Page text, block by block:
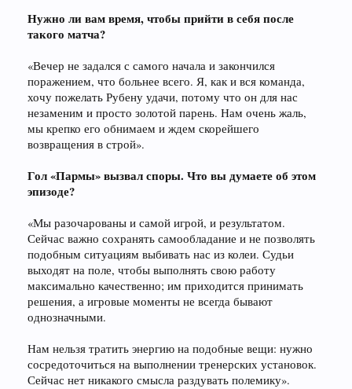
Нужно ли вам время, чтобы прийти в себя после
такого матча?
«Вечер не задался с самого начала и закончился
поражением, что больнее всего. Я, как и вся команда,
хочу пожелать Рубену удачи, потому что он для нас
незаменим и просто золотой парень. Нам очень жаль,
мы крепко его обнимаем и ждем скорейшего
возвращения в строй».
Гол «Пармы» вызвал споры. Что вы думаете об этом
эпизоде?
«Мы разочарованы и самой игрой, и результатом.
Сейчас важно сохранять самообладание и не позволять
подобным ситуациям выбивать нас из колеи. Судьи
выходят на поле, чтобы выполнять свою работу
максимально качественно; им приходится принимать
решения, а игровые моменты не всегда бывают
однозначными.
Нам нельзя тратить энергию на подобные вещи: нужно
сосредоточиться на выполнении тренерских установок.
Сейчас нет никакого смысла раздувать полемику».